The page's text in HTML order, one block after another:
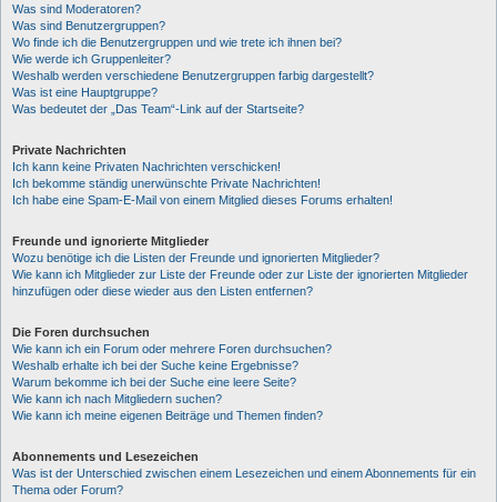
Was sind Moderatoren?
Was sind Benutzergruppen?
Wo finde ich die Benutzergruppen und wie trete ich ihnen bei?
Wie werde ich Gruppenleiter?
Weshalb werden verschiedene Benutzergruppen farbig dargestellt?
Was ist eine Hauptgruppe?
Was bedeutet der „Das Team“-Link auf der Startseite?
Private Nachrichten
Ich kann keine Privaten Nachrichten verschicken!
Ich bekomme ständig unerwünschte Private Nachrichten!
Ich habe eine Spam-E-Mail von einem Mitglied dieses Forums erhalten!
Freunde und ignorierte Mitglieder
Wozu benötige ich die Listen der Freunde und ignorierten Mitglieder?
Wie kann ich Mitglieder zur Liste der Freunde oder zur Liste der ignorierten Mitglieder
hinzufügen oder diese wieder aus den Listen entfernen?
Die Foren durchsuchen
Wie kann ich ein Forum oder mehrere Foren durchsuchen?
Weshalb erhalte ich bei der Suche keine Ergebnisse?
Warum bekomme ich bei der Suche eine leere Seite?
Wie kann ich nach Mitgliedern suchen?
Wie kann ich meine eigenen Beiträge und Themen finden?
Abonnements und Lesezeichen
Was ist der Unterschied zwischen einem Lesezeichen und einem Abonnements für ein
Thema oder Forum?